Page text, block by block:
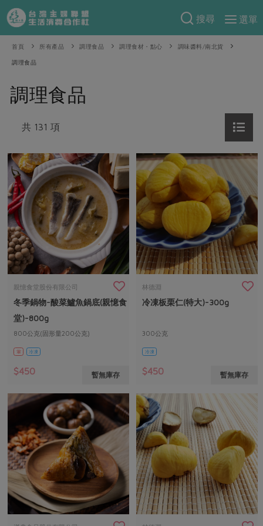
搜尋
選單
產品分類
當季蔬果
一籃菜
辛香料類
奶蛋豆・五穀
蛋 乳製品
豆製品 米麵雜糧
肉品・水產
畜產肉類 水產
水畜加工品
調理食材・點心
居家好物
美妝保養 個人清潔
家庭清潔 織品
日用品 圖書禮品
防災用品
食譜料理
食材
米食
肉食
海鮮
常備菜
蔬食
蛋料理
料理方式
烘焙．點心
醬料
湯品．鍋物
漬物
涼拌沙拉
主題食譜
異國料理
年菜食譜
特別企畫
預購活動
把最好的台灣味帶回家！
防災用品預購圓滿結束
2026年端午節預購圓滿結束
更多預購活動
當季產品
傳到心坎裡，誠心又澎派
合作25-經典快閃最後一週
合作25-精選產品第四彈
主婦聯盟X樂齡網特約優惠案
30%rPET紅烏龍茶
2024農業發展計畫年度報告
更多議題活動
傳到心坎裡，誠心又澎派
綠主張
觀點文章
主婦食堂 一籃菜真心話
社內大小事 合作聯合國
產品故事 生活提案
樂齡生活 親子食育
廚房瑜伽
關注議題
減硝酸鹽
廢核運動 能源議題
公益金 食農教育
更多議題
生活者e週報
綠主張月刊
關於合作社
認識合作社
關於我們
合作社組織
員工與求才
產品檢驗
自主把關
檢驗報告
社員權益
合作社法規
社務專區
選舉專區
最新消息
重要公告
首頁 所有產品 調理食品 調理食材・點心 調味醬料/南北貨
調理食品
調理食品
共 131 項
親憶食堂股份有限公司
冬季鍋物-酸菜鱸魚鍋底(親憶食
堂)-800g
800公克(固形量200公克)
葷 冷凍
$450 暫無庫存
林德淵
冷凍板栗仁(特大)-300g
300公克
冷凍
$450 暫無庫存